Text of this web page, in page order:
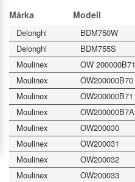
Márka
Modell
Delonghi
BDM750W
Delonghi
BDM755S
Moulinex
OW 200000B71
Moulinex
OW200000B70
Moulinex
OW200000B71
Moulinex
OW200000B7A
Moulinex
OW200030
Moulinex
OW200031
Moulinex
OW200032
Moulinex
OW200033